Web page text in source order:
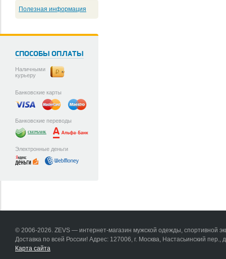
Полезная информация
СПОСОБЫ ОПЛАТЫ
Наличными
курьеру
Банковские карты
Банковские переводы
Электронные деньги
© 2006-2026. ZEVS — интернет-магазин мужской одежды, спортивной
Доставка по всей России! Адрес: 127006, г. Москва, Настасьинский пер.,
Карта сайта